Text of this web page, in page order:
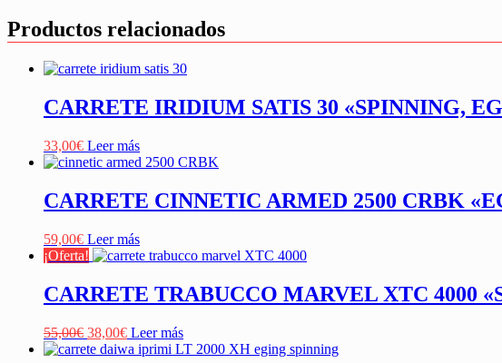
Productos relacionados
CARRETE IRIDIUM SATIS 30 «SPINNING,
33,00€ Leer más
CARRETE CINNETIC ARMED 2500 CRBK
59,00€ Leer más
¡Oferta!
CARRETE TRABUCCO MARVEL XTC 4000
55,00€ El
precio
38,00€El
precio
Leer más